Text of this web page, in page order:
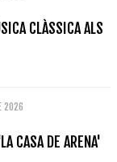
CLÀSSICA ALS
2026
CASA DE ARENA'